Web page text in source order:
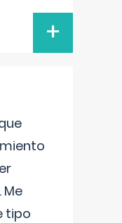
+
Me
tipo